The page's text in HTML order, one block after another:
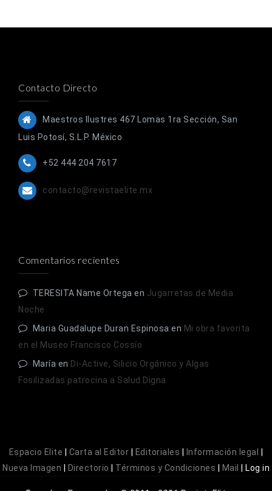
Contacto Directo
Maestros Ilustres 467 Lomas 1ra Sección, San
Luis Potosí, S.L.P. México
+52 444 204 7617
contacto@revistaelite.mx
Comentarios recientes
TERESITA Name Ortega en Jugarretas de Media
Noche
Maria Guadalupe Duran Espinosa en Mi obra favorita
en el Museo Francisco Cossío
María en Di-Active, Silicio Orgánico y Algas
Fosilizadas patrocina a Salud Digna
Espacio Elite Carta al Editor Editoriales Información legal
Nueva Imagen
Directorio Términos y Condiciones Mail Log in